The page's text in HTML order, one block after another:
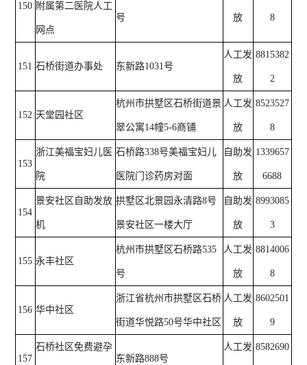
150 附属第二医院人工
网点
号 放 8
151 石桥街道办事处 东新路1031号
人工发
放
8815382
2
152 天堂园社区
杭州市拱墅区石桥街道景
翠公寓14幢5-6商铺
人工发
放
8523527
8
153
浙江美福宝妇儿医
院
石桥路338号美福宝妇儿
医院门诊药房对面
自助发
放
1339657
6688
154
景安社区自助发放
机
拱墅区北景园永清路8号
景安社区一楼大厅
自助发
放
8993085
3
155 永丰社区
杭州市拱墅区石桥路535
号
人工发
放
8814006
8
156 华中社区
浙江省杭州市拱墅区石桥
街道华悦路50号华中社区
人工发
放
8602501
9
157
石桥社区免费避孕
东新路888号
人工发 8582690